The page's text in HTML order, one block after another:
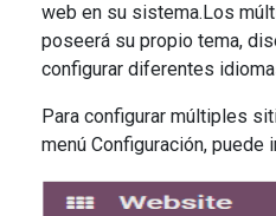
web en su sistema.Los
poseerá su propio tema,
configurar diferentes
Para configurar múltiples
menú Configuración, puede